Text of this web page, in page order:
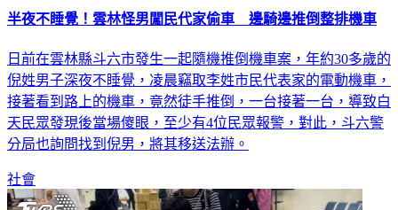
半夜不睡覺！雲林怪男闖民代家偷車 邊騎邊推倒整排機車
日前在雲林縣斗六市發生一起隨機推倒機車案，年約30多歲的
倪姓男子深夜不睡覺，凌晨竊取李姓市民代表家的電動機車，
接著看到路上的機車，竟然徒手推倒，一台接著一台，導致白
天民眾發現後當場傻眼，至少有4位民眾報警，對此，斗六警
分局也詢問找到倪男，將其移送法辦。
社會